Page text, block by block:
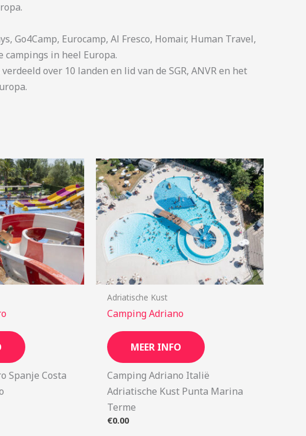
Eurocamp, Al Fresco, Homair, Human Travel,
campings in heel Europa.
over 10 landen en lid van de SGR, ANVR en het
Spanje Costa
Adriatische Kust
Camping Adriano
MEER INFO
Camping Adriano Italië
Adriatische Kust Punta Marina
Terme
€0.00